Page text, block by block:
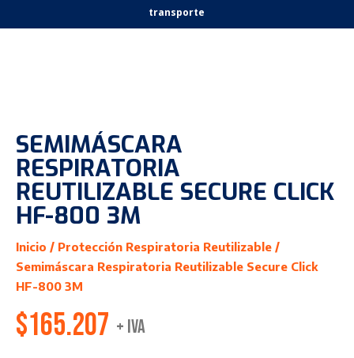
transporte
SEMIMÁSCARA
RESPIRATORIA
REUTILIZABLE SECURE CLICK
HF-800 3M
Inicio / Protección Respiratoria Reutilizable /
Semimáscara Respiratoria Reutilizable Secure Click
HF-800 3M
$165.207 + IVA